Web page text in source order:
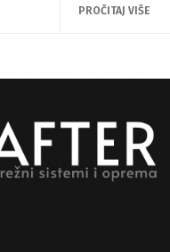
PROČITAJ VIŠE